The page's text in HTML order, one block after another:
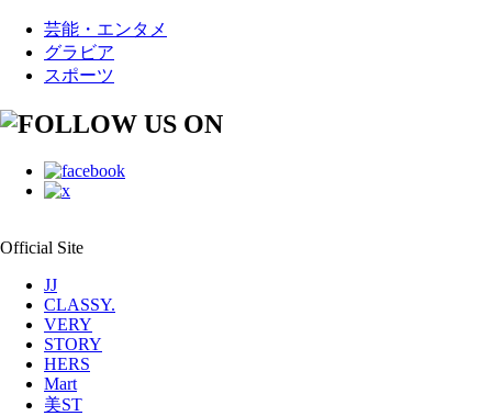
芸能・エンタメ
グラビア
スポーツ
Official Site
JJ
CLASSY.
VERY
STORY
HERS
Mart
美ST